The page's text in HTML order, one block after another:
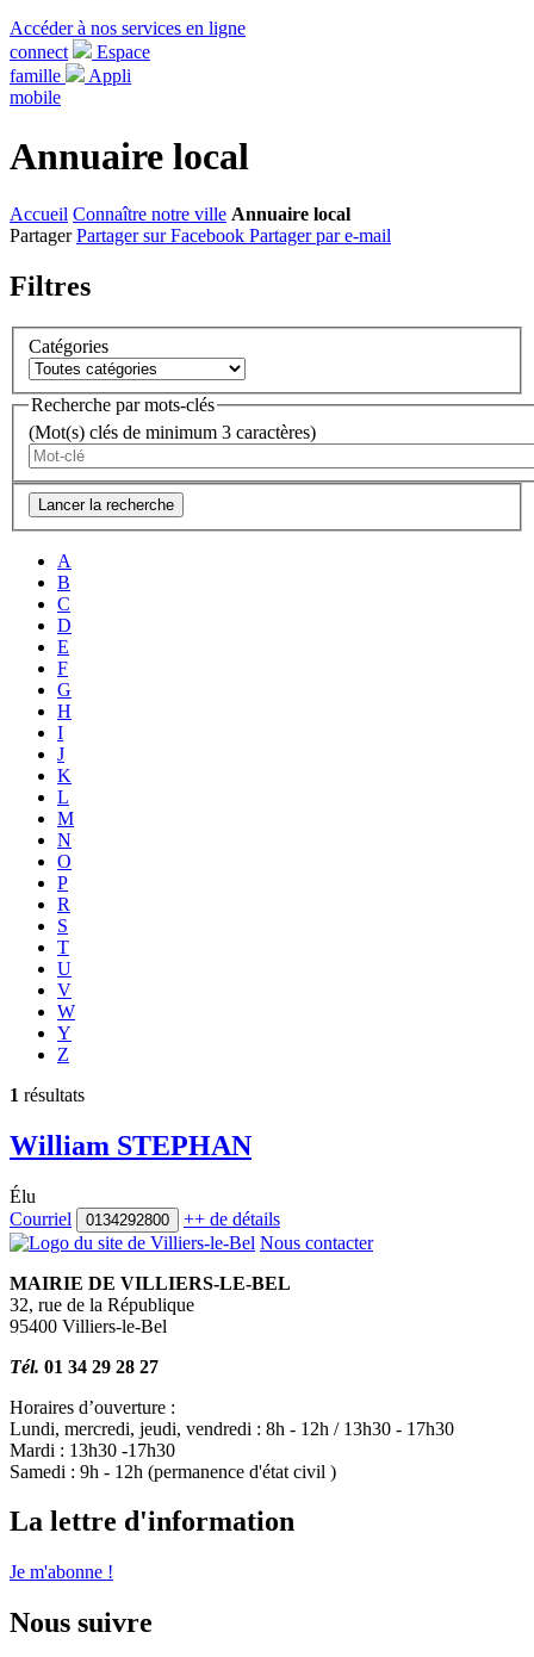
Accéder à nos services en ligne
connect
Espace
famille
Appli
mobile
Annuaire local
Accueil Connaître notre ville Annuaire local
Partager Partager sur Facebook Partager par e-mail
Filtres
Catégories
Recherche par mots-clés
(Mot(s) clés de minimum 3 caractères)
Lancer la recherche
A
B
C
D
E
F
G
H
I
J
K
L
M
N
O
P
R
S
T
U
V
W
Y
Z
1 résultats
William STEPHAN
Élu
Courriel
0134292800 ++ de détails
Nous contacter
MAIRIE DE VILLIERS-LE-BEL
32, rue de la République
95400 Villiers-le-Bel
Tél. 01 34 29 28 27
Horaires d’ouverture :
Lundi, mercredi, jeudi, vendredi : 8h - 12h / 13h30 - 17h30
Mardi : 13h30 -17h30
Samedi : 9h - 12h (permanence d'état civil )
La lettre d'information
Je m'abonne !
Nous suivre